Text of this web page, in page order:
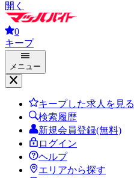
開く
0
キープ
メニュー
キープした求人を見る
検索履歴
新規会員登録(無料)
ログイン
ヘルプ
エリアから探す